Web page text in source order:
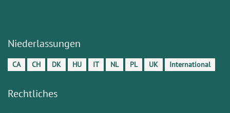
Niederlassungen
CA CH DK HU IT NL PL UK International
Rechtliches